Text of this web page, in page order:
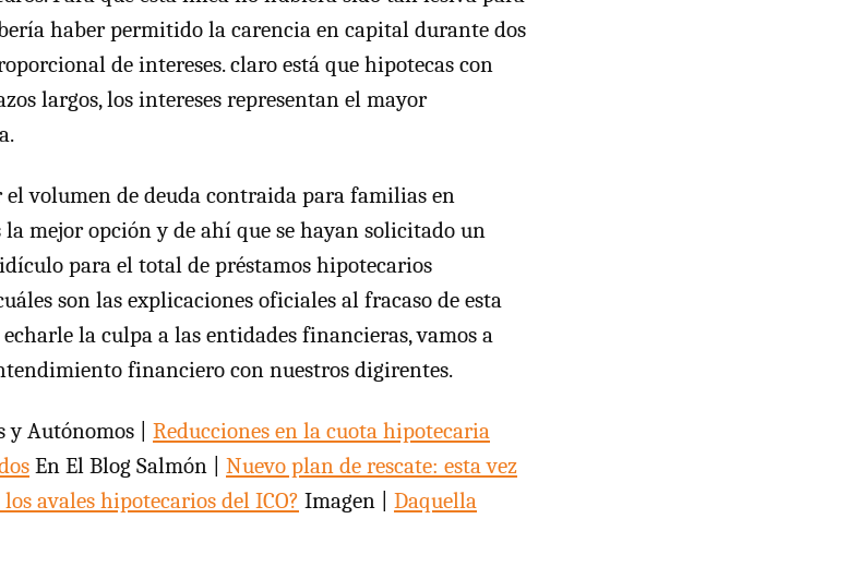
haber permitido la carencia en capital durante dos
de intereses. claro está que hipotecas con
largos, los intereses representan el mayor
volumen de deuda contraida para familias en
mejor opción y de ahí que se hayan solicitado un
para el total de préstamos hipotecarios
son las explicaciones oficiales al fracaso de esta
la culpa a las entidades financieras, vamos a
financiero con nuestros digirentes.
y Autónomos | Reducciones en la cuota hipotecaria
En El Blog Salmón | Nuevo plan de rescate: esta vez
avales hipotecarios del ICO? Imagen | Daquella